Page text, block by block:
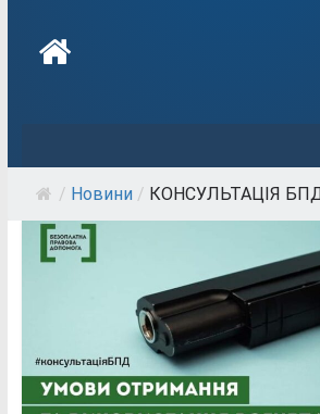
/ Новини / КОНСУЛЬТАЦІЯ